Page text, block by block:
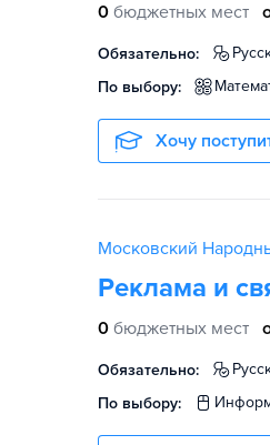
0 бюджетных мест
Обязательно:
По выбору:
Хочу
Московский
Реклама и
0 бюджетных мест
Обязательно:
По выбору: